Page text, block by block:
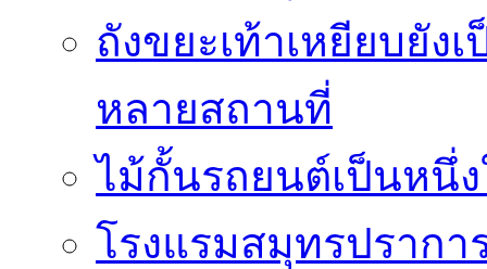
ถังขยะเท้าเหยียบยัง
หลายสถานที่
ไม้กั้นรถยนต์เป็นหนึ่
โรงแรมสมุทรปราก